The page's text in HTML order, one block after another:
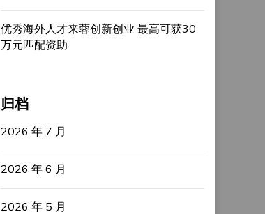
优秀海外人才来蓉创新创业 最高可获30
万元匹配资助
归档
2026 年 7 月
2026 年 6 月
2026 年 5 月